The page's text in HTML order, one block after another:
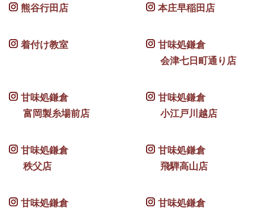
熊谷行田店 本庄早稲田店
着付け教室
甘味処鎌倉
会津七日町通り店
甘味処鎌倉
富岡製糸場前店
甘味処鎌倉
小江戸川越店
甘味処鎌倉
秩父店
甘味処鎌倉
飛騨高山店
甘味処鎌倉
甘味処鎌倉